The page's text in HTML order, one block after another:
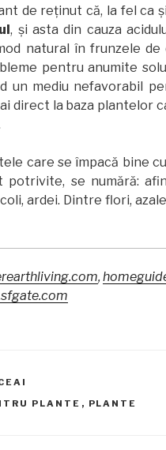
de reținut că, la fel ca
, și asta din cauza
natural în frunzele
pentru anumite
un mediu nefavorabil
direct la baza plantelor
care se împacă bine
potrivite, se numără:
ardei. Dintre flori,
,
PLANTE , PLANTE